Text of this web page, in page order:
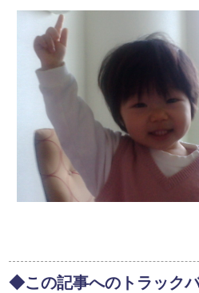
◆この記事へのトラックバ